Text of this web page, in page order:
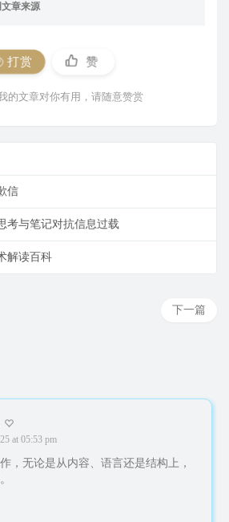
章来源
打赏 赞
的文章对你有用，请随意赞赏
信
考与笔记对抗信息过载
解读百科
下一篇
at 05:53 pm
，无论是从内容、语言还是结构上，